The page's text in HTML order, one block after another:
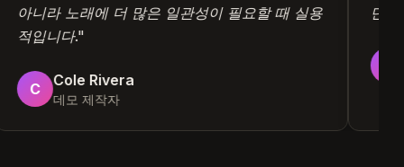
아니라 노래에 더 많은 일관성이 필요할 때 실용
적입니다.
C Cole Rivera
데모 제작자